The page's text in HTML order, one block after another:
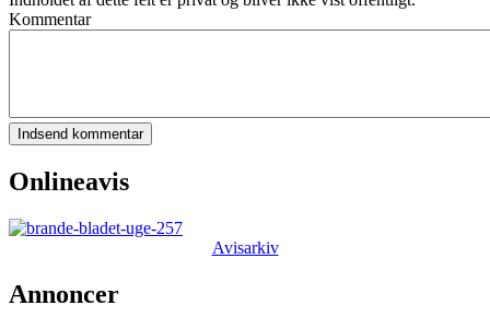
Kommentar
Onlineavis
Avisarkiv
Annoncer